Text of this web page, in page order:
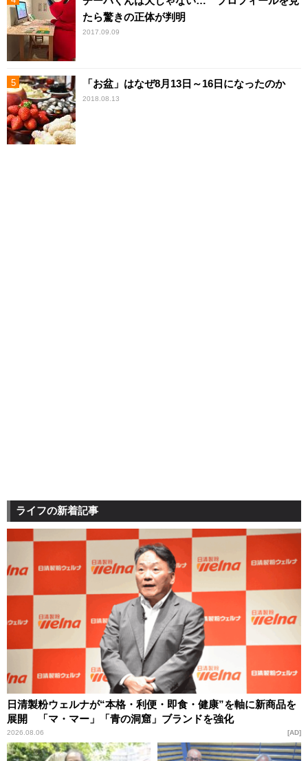
たら驚きの正体が判明
2017.09.09
「お盆」はなぜ8月13日～16日になったのか
2018.08.13
ライフの新着記事
日清製粉ウェルナが“本格・利便・即食・健康”を軸に新商品を
展開 「マ・マー」「青の洞窟」ブランドを強化
2026.08.06 AD